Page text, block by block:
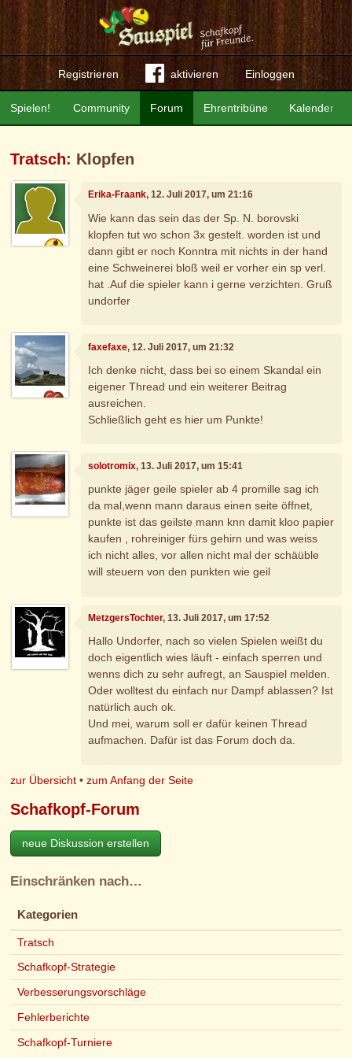
Registrieren aktivieren Einloggen
Community Forum Ehrentribüne Kalender
Spielen!
Tratsch: Klopfen
Erika-Fraank, 12. Juli 2017, um 21:16
Wie kann das sein das der Sp. N. borovski
klopfen tut wo schon 3x gestelt. worden ist und
dann gibt er noch Konntra mit nichts in der hand
eine Schweinerei bloß weil er vorher ein sp verl.
hat .Auf die spieler kann i gerne verzichten. Gruß
undorfer
faxefaxe, 12. Juli 2017, um 21:32
Ich denke nicht, dass bei so einem Skandal ein
eigener Thread und ein weiterer Beitrag
ausreichen.
Schließlich geht es hier um Punkte!
solotromix, 13. Juli 2017, um 15:41
punkte jäger geile spieler ab 4 promille sag ich
da mal,wenn mann daraus einen seite öffnet,
punkte ist das geilste mann knn damit kloo papier
kaufen , rohreiniger fürs gehirn und was weiss
ich nicht alles, vor allen nicht mal der schäüble
will steuern von den punkten wie geil
MetzgersTochter, 13. Juli 2017, um 17:52
Hallo Undorfer, nach so vielen Spielen weißt du
doch eigentlich wies läuft - einfach sperren und
wenns dich zu sehr aufregt, an Sauspiel melden.
Oder wolltest du einfach nur Dampf ablassen? Ist
natürlich auch ok.
Und mei, warum soll er dafür keinen Thread
aufmachen. Dafür ist das Forum doch da.
zur Übersicht •zum Anfang der Seite
Schafkopf-Forum
neue Diskussion erstellen
Einschränken nach…
Kategorien
Tratsch
Schafkopf-Strategie
Verbesserungsvorschläge
Fehlerberichte
Schafkopf-Turniere